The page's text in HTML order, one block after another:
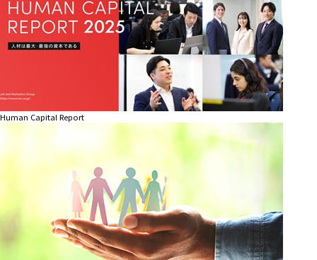
Human Capital Report